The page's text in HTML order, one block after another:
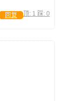
顶: 1 踩: 0
回复